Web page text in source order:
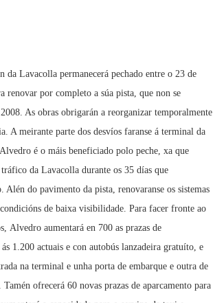
da Lavacolla permanecerá pechado entre o 23 de
renovar por completo a súa pista, que non se
As obras obrigarán a reorganizar temporalmente
A meirante parte dos desvíos faranse á terminal da
é o máis beneficiado polo peche, xa que
da Lavacolla durante os 35 días que
Alén do pavimento da pista, renovaranse os sistemas
de baixa visibilidade. Para facer fronte ao
Alvedro aumentará en 700 as prazas de
1.200 actuais e con autobús lanzadeira gratuíto, e
na terminal e unha porta de embarque e outra de
ofrecerá 60 novas prazas de aparcamento para